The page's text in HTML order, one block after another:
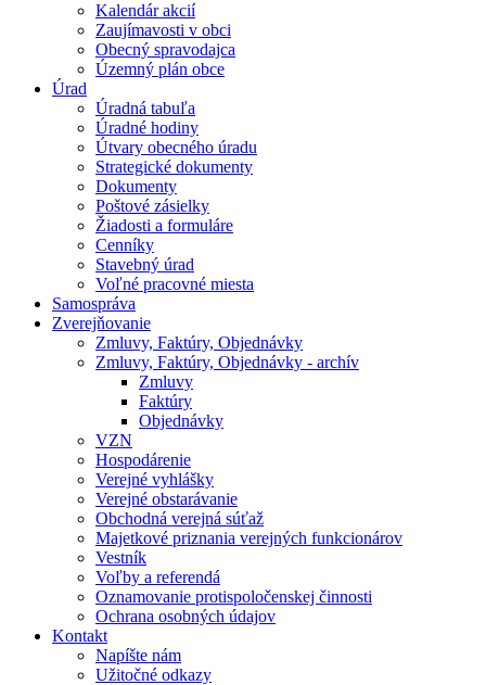
Kalendár akcií
Zaujímavosti v obci
Obecný spravodajca
Územný plán obce
Úrad
Úradná tabuľa
Úradné hodiny
Útvary obecného úradu
Strategické dokumenty
Dokumenty
Poštové zásielky
Žiadosti a formuláre
Cenníky
Stavebný úrad
Voľné pracovné miesta
Samospráva
Zverejňovanie
Zmluvy, Faktúry, Objednávky
Zmluvy, Faktúry, Objednávky - archív
Zmluvy
Faktúry
Objednávky
VZN
Hospodárenie
Verejné vyhlášky
Verejné obstarávanie
Obchodná verejná súťaž
Majetkové priznania verejných funkcionárov
Vestník
Voľby a referendá
Oznamovanie protispoločenskej činnosti
Ochrana osobných údajov
Kontakt
Napíšte nám
Užitočné odkazy